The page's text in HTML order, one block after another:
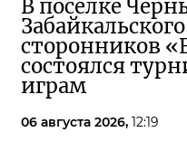
В посёлке
сторонников
состоялся
играм
06 августа 2026, 12:19